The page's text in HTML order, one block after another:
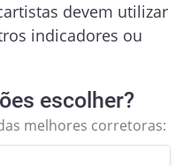
devem utilizar
indicadores ou
escolher?
melhores corretoras: